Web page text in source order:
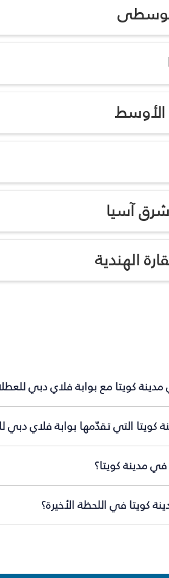
آسيا
الهندية
كويتا مع بوابة فلاي دبي
كويتا التي تقدّمها بوابة فلاي دبي
مدينة كويتا؟
كويتا في اللحظة الأخيرة؟